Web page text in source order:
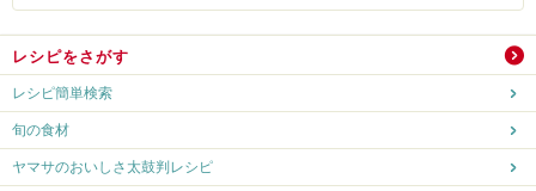
レシピをさがす
レシピ簡単検索
旬の食材
ヤマサのおいしさ太鼓判レシピ